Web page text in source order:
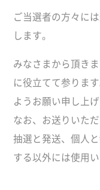
ご当選者の方々に
します。
みなさまから頂き
に役立てて参りま
ようお願い申し上げ
なお、お送りいた
抽選と発送、個人
する以外には使用い